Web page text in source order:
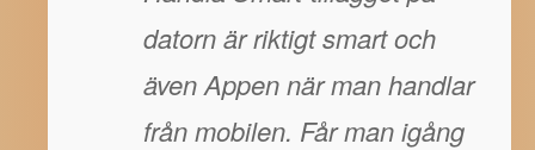
datorn är riktigt smart och
även Appen när man handlar
från mobilen. Får man igång